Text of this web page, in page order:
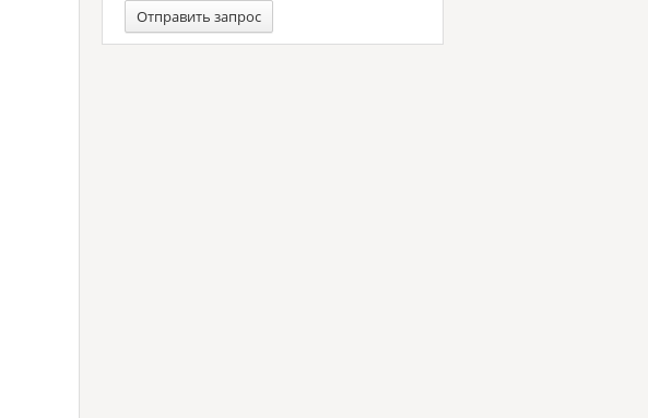
Отправить запрос